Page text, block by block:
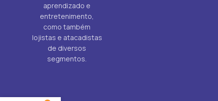
aprendizado e
entretenimento,
como também
lojistas e atacadistas
de diversos
segmentos.